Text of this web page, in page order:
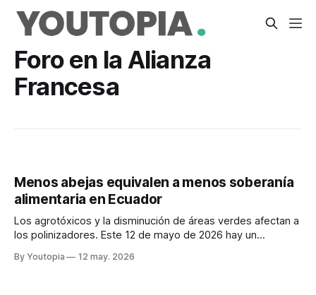
Foro en la Alianza
Francesa
Menos abejas equivalen a menos soberanía
alimentaria en Ecuador
Los agrotóxicos y la disminución de áreas verdes afectan a
los polinizadores. Este 12 de mayo de 2026 hay un
By Youtopia 12 may. 2026